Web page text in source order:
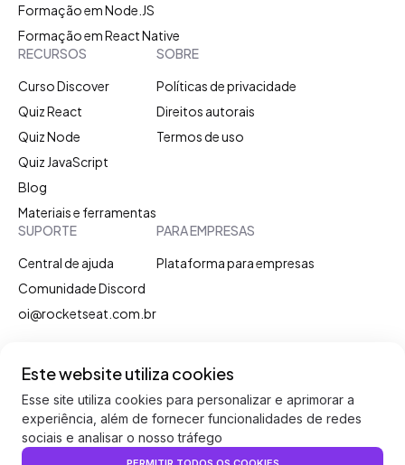
Este website utiliza cookies
Esse site utiliza cookies para personalizar e aprimorar a
experiência, além de fornecer funcionalidades de redes
sociais e analisar o nosso tráfego
Formação em Node.JS
Formação em React Native
RECURSOS
Curso Discover
Quiz React
Quiz Node
Quiz JavaScript
Blog
Materiais e ferramentas
SOBRE
Políticas de privacidade
Direitos autorais
Termos de uso
SUPORTE
Central de ajuda
Comunidade Discord
oi@rocketseat.com.br
PARA EMPRESAS
Plataforma para empresas
Discord InstagramLinkedinYoutubeFacebook